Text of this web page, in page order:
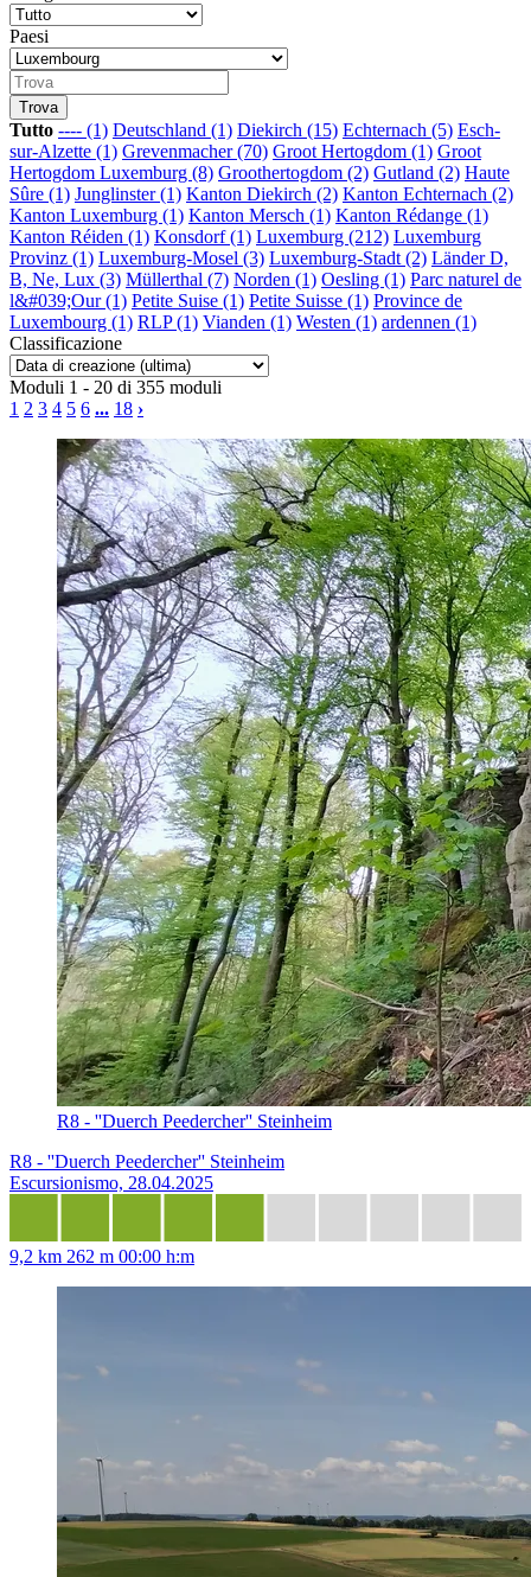
Paesi
Tutto ---- (1) Deutschland (1) Diekirch (15) Echternach (5) Esch-
sur-Alzette (1) Grevenmacher (70) Groot Hertogdom (1) Groot
Hertogdom Luxemburg (8) Groothertogdom (2) Gutland (2) Haute
Sûre (1) Junglinster (1) Kanton Diekirch (2) Kanton Echternach (2)
Kanton Luxemburg (1) Kanton Mersch (1) Kanton Rédange (1)
Kanton Réiden (1) Konsdorf (1) Luxemburg (212) Luxemburg
Provinz (1) Luxemburg-Mosel (3) Luxemburg-Stadt (2) Länder D,
B, Ne, Lux (3) Müllerthal (7) Norden (1) Oesling (1) Parc naturel de
l&#039;Our (1) Petite Suise (1) Petite Suisse (1) Province de
Luxembourg (1) RLP (1) Vianden (1) Westen (1) ardennen (1)
Classificazione
Moduli 1 - 20 di 355 moduli
1 2 3 4 5 6 ... 18 ›
R8 - ''Duerch Peedercher'' Steinheim
R8 - ''Duerch Peedercher'' Steinheim
Escursionismo, 28.04.2025
9,2 km 262 m 00:00 h:m